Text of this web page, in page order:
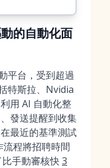
的自動化面
平台，受到超過
特斯拉、Nvidia
用 AI 自動化整
發送提醒到收集
最近的基準測試
程將招聘時間
手動審核快3